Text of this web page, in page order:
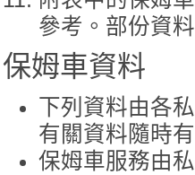
參考。部份資
保姆車資料
下列資料由各
有關資料隨時
保姆車服務由